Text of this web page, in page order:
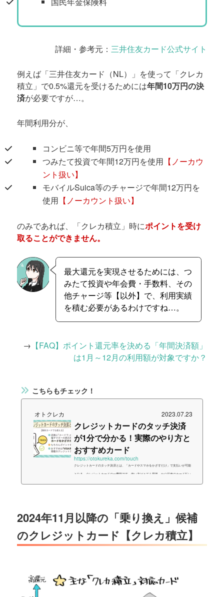
詳細・参考元： 三井住友カード公式サイト
例えば「三井住友カード（NL）」を使って「クレカ
積立」で0.5%還元を受けるためには年間10万円の決
済が必要ですが…。
年間利用分が、
コンビニ等で年間5万円を使用
つみたて投資で年間12万円を使用 【ノーカウ
ント扱い】
モバイルSuica等のチャージで年間12万円を
使用 【ノーカウント扱い】
のみであれば、「クレカ積立」時にポイントを受け
取ることができません。
最大還元を実現させるためには、つ
みたて投資や年会費・手数料、その
他チャージ等【以外】で、利用実績
を積む必要があるわけですね…。
→ 【FAQ】ポイント還元率を決める「年間決済額」
は1月～12月の利用額が対象ですか？
こちらもチェック！
オトクレカ 2023.07.23
クレジットカードのタッチ決済
が1分で分かる！実際のやり方と
おすすめカード
https://otokureka.com/touch
クレジットカードのタッチ決済とは、「カードやスマホをかざすだけ」で支払いが可能
となる、クレジットカードの一機能です。使い方はとても簡単、かつ従来のカード払い
リット・デメリッ...
2024年11月以降の「乗り換え」候補
のクレジットカード【クレカ積立】